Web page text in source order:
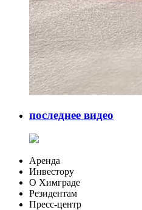
последнее видео
Аренда
Инвестору
О Химграде
Резидентам
Пресс-центр